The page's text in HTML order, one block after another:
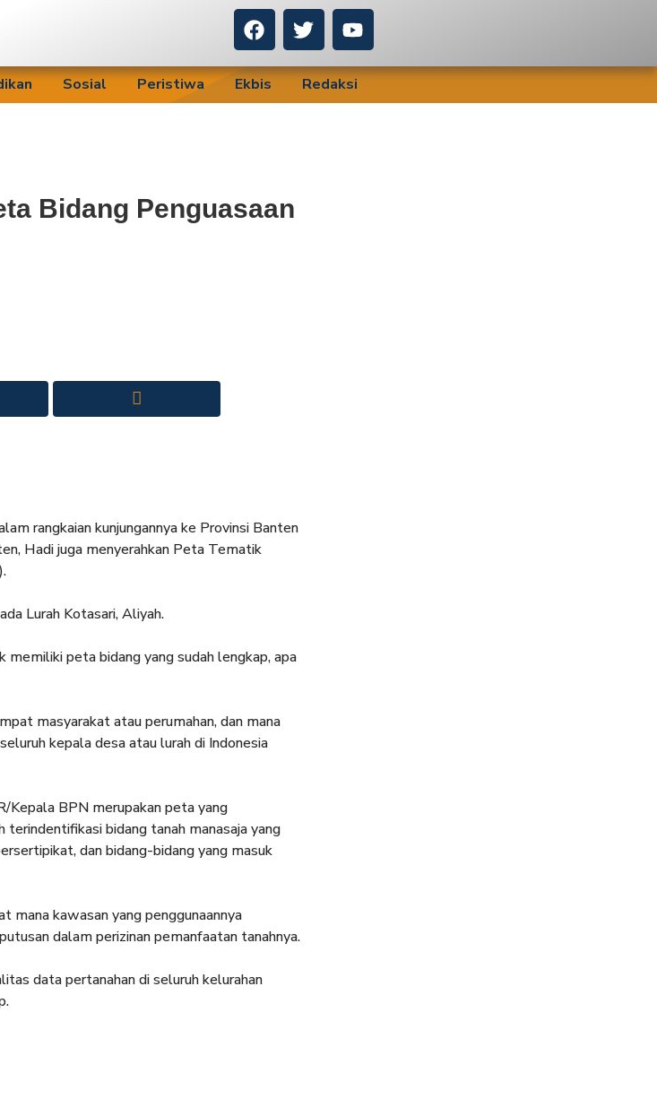
Sosial Peristiwa Ekbis Redaksi
Bidang Penguasaan
rangkaian kunjungannya ke Provinsi Banten
Hadi juga menyerahkan Peta Tematik
Lurah Kotasari, Aliyah.
memiliki peta bidang yang sudah lengkap, apa
masyarakat atau perumahan, dan mana
kepala desa atau lurah di Indonesia
Kepala BPN merupakan peta yang
terindentifikasi bidang tanah manasaja yang
dan bidang-bidang yang masuk
kawasan yang penggunaannya
dalam perizinan pemanfaatan tanahnya.
data pertanahan di seluruh kelurahan